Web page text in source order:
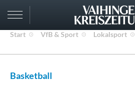
Start VfB & Sport Lokalsport
Basketball